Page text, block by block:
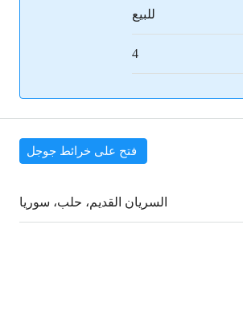
للبيع
4
فتح على خرائط جوجل
السريان القديم، حلب، سوريا